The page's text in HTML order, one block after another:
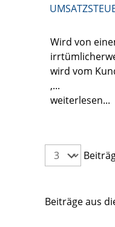
Wird von
wird vom
,...
weiterlesen...
Beiträge aus